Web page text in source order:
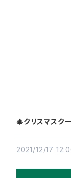
🎄クリスマスク
2021/12/17